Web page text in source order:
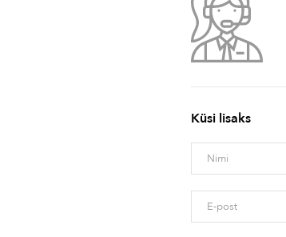
Küsi lisaks